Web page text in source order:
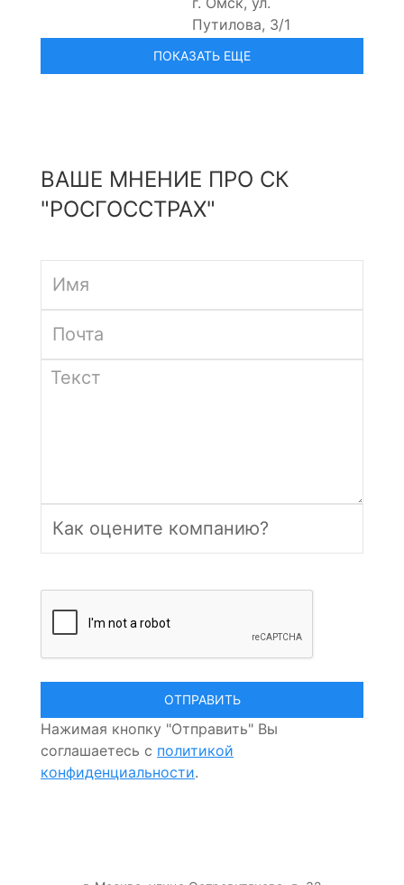
Путилова, 3/1
ВАШЕ МНЕНИЕ ПРО СК
"РОСГОССТРАХ"
Нажимая кнопку "Отправить" Вы
соглашаетесь с политикой
конфиденциальности.